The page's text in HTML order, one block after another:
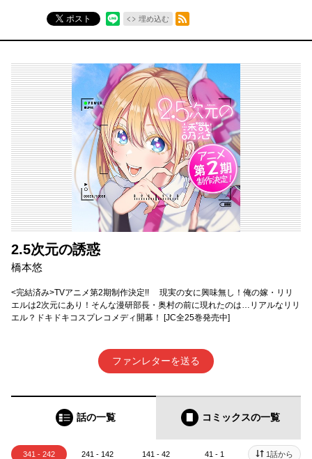
ポスト 埋め込む
RSSフィード
2.5次元の誘惑
橋本悠
<完結済み>TVアニメ第2期制作決定!! 現実の女に興味無し！俺の嫁・リリ
エルは2次元にあり！そんな漫研部長・奥村の前に現れたのは…リアルなリリ
エル？ドキドキコスプレコメディ開幕！ [JC全25巻発売中]
ファンレターを送る
話の一覧 コミックスの一覧
341 - 242 241 - 142 141 - 42 41 - 1 1話から